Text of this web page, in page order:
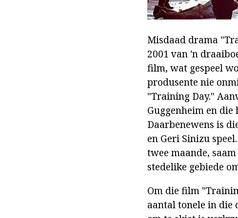
Misdaad drama
2001 van 'n
film, wat gespeel
produsente nie
"Training Day."
Guggenheim en die
Daarbenewens is
en Geri Sinizu
twee maande,
stedelike gebiede
Om die film
aantal tonele in die